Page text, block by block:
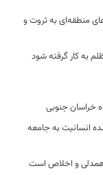
منطقه‌ای به ثروت و
به کار گرفته شود
انسانیت به جامعه
همدلی و اخلاص است